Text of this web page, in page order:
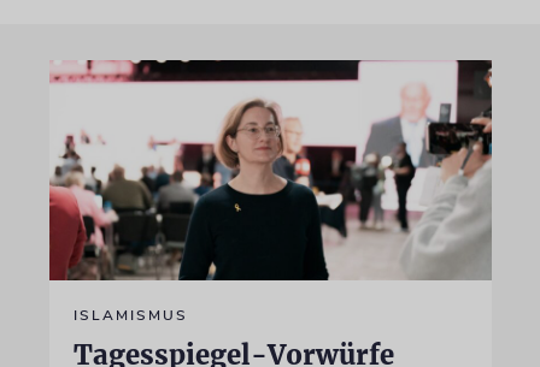
ISLAMISMUS
Tagesspiegel-Vorwürfe